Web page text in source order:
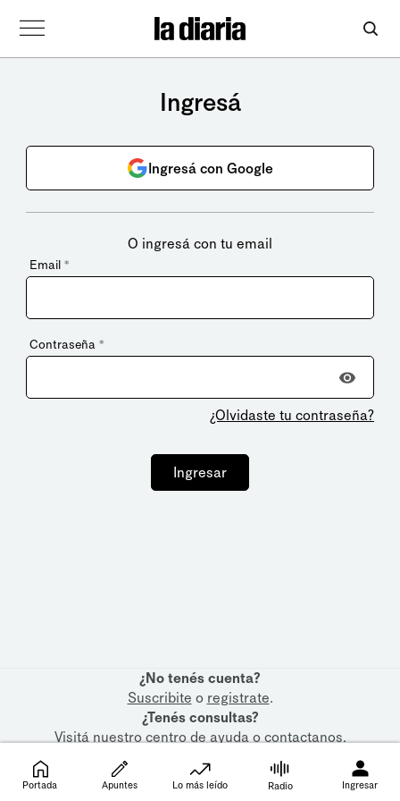
Ingresá
Ingresá con Google
O ingresá con tu email
Email *
Contraseña *
¿Olvidaste tu contraseña?
Ingresar
¿No tenés cuenta?
Suscribite o registrate.
¿Tenés consultas?
Visitá nuestrocentro de ayudaocontactanos.
Portada Apuntes Lo más leído Radio Ingresar